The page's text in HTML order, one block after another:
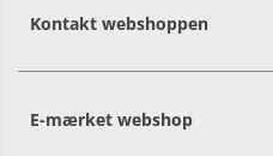
Kontakt webshoppen
E-mærket webshop